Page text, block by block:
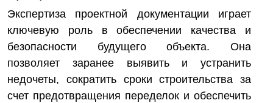
Экспертиза проектной документации играет
ключевую роль в обеспечении качества и
безопасности будущего объекта. Она
позволяет заранее выявить и устранить
недочеты, сократить сроки строительства за
счет предотвращения переделок и обеспечить